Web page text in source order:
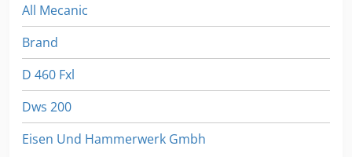
All Mecanic
Brand
D 460 Fxl
Dws 200
Eisen Und Hammerwerk Gmbh